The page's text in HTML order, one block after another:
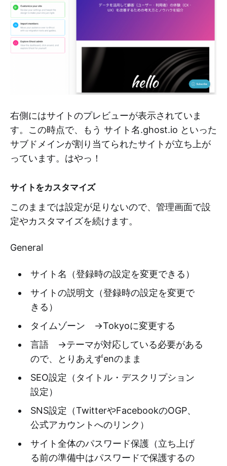
右側にはサイトのプレビューが表示されていま
す。この時点で、もう サイト名.ghost.io といった
サブドメインが割り当てられたサイトが立ち上が
っています。はやっ！
サイトをカスタマイズ
このままでは設定が足りないので、管理画面で設
定やカスタマイズを続けます。
General
サイト名（登録時の設定を変更できる）
サイトの説明文（登録時の設定を変更で
きる）
タイムゾーン →Tokyoに変更する
言語 →テーマが対応している必要がある
ので、とりあえずenのまま
SEO設定（タイトル・デスクリプション
設定）
SNS設定（TwitterやFacebookのOGP、
公式アカウントへのリンク）
サイト全体のパスワード保護（立ち上げ
る前の準備中はパスワードで保護するの